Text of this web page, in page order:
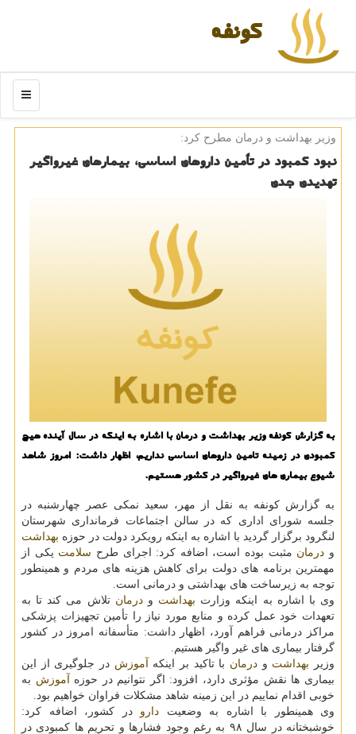
كونفه
منو
وزیر بهداشت و درمان مطرح كرد:
نبود كمبود در تأمین داروهای اساسی، بیمارهای غیرواگیر
تهدیدی جدی
به گزارش كونفه وزیر بهداشت و درمان با اشاره به اینكه در سال آینده هیچ
كمبودی در زمینه تامین داروهای اساسی نداریم، اظهار داشت: امروز شاهد
شیوع بیماری های غیرواگیر در كشور هستیم.
به گزارش كونفه به نقل از مهر، سعید نمكی عصر چهارشنبه در
جلسه شورای اداری كه در سالن اجتماعات فرمانداری شهرستان
لنگرود برگزار گردید با اشاره به اینكه رویكرد دولت در حوزه بهداشت
و درمان مثبت بوده است، اضافه كرد: اجرای طرح سلامت یكی از
مهمترین برنامه های دولت برای كاهش هزینه های مردم و همینطور
توجه به زیرساخت های بهداشتی و درمانی است.
وی با اشاره به اینكه وزارت بهداشت ودرمان تلاش می كند تا به
تعهدات خود عمل كرده و منابع مورد نیاز را تأمین تجهیزات پزشكی
مراكز درمانی فراهم آورد، اظهار داشت: متأسفانه امروز در كشور
گرفتار بیماری های غیر واگیر هستیم.
وزیر بهداشت و درمان با تاكید بر اینكه آموزش در جلوگیری از این
بیماری ها نقش مؤثری دارد، افزود: اگر نتوانیم در حوزه آموزش به
خوبی اقدام نماییم در این زمینه شاهد مشكلات فراوان خواهیم بود.
وی همینطور با اشاره به وضعیت دارو در كشور، اضافه كرد:
خوشبختانه در سال ۹۸ به رغم وجود فشارها و تحریم ها كمبودی در